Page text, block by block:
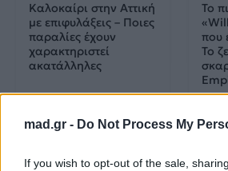
mad.gr - Do Not Process My
If you wish to opt-out of the sale,
Καλοκαίρι στην Αττική
με επιφυλάξεις – Ποιες
παραλίες έχουν
χαρακτηριστεί
ακατάλληλες
04.07.2026
Το
που
Το